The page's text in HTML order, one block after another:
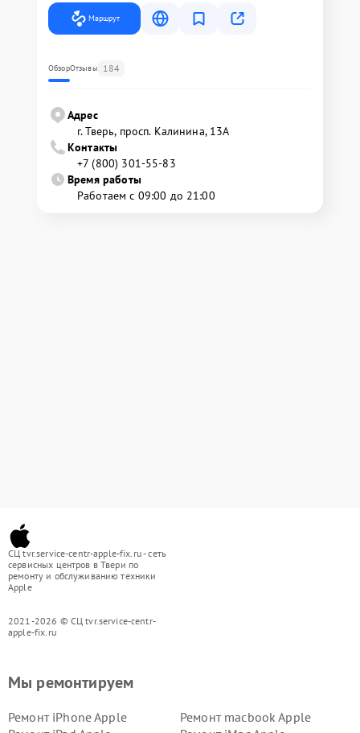
Маршрут
ОбзорОтзывы 184
Адрес
г. Тверь, просп. Калинина, 13А
Контакты
+7 (800) 301-55-83
Время работы
Работаем с 09:00 до 21:00
СЦ tvr.service-centr-apple-fix.ru - сеть
сервисных центров в Твери по
ремонту и обслуживанию техники
Apple
2021-2026 © СЦ tvr.service-centr-
apple-fix.ru
Мы ремонтируем
Ремонт iPhone Apple
Ремонт macbook Apple